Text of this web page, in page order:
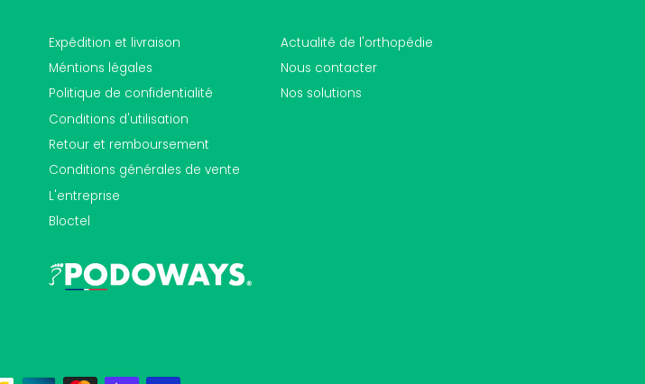
Expédition et livraison
Méntions légales
Politique de confidentialité
Conditions d'utilisation
Retour et remboursement
Conditions générales de vente
L'entreprise
Bloctel
Actualité de l'orthopédie
Nous contacter
Nos solutions